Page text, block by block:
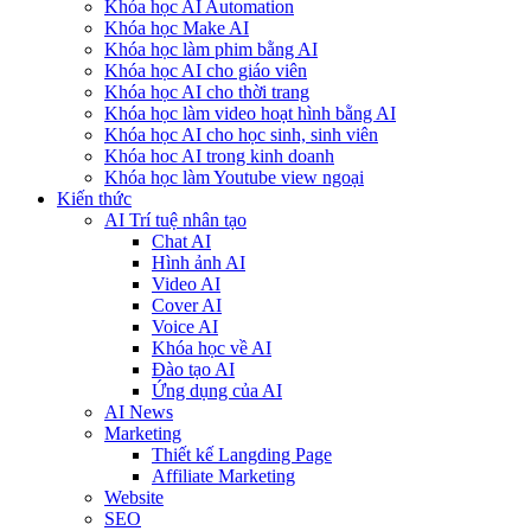
Khóa học AI Automation
Khóa học Make AI
Khóa học làm phim bằng AI
Khóa học AI cho giáo viên
Khóa học AI cho thời trang
Khóa học làm video hoạt hình bằng AI
Khóa học AI cho học sinh, sinh viên
Khóa hoc AI trong kinh doanh
Khóa học làm Youtube view ngoại
Kiến thức
AI Trí tuệ nhân tạo
Chat AI
Hình ảnh AI
Video AI
Cover AI
Voice AI
Khóa học về AI
Đào tạo AI
Ứng dụng của AI
AI News
Marketing
Thiết kế Langding Page
Affiliate Marketing
Website
SEO